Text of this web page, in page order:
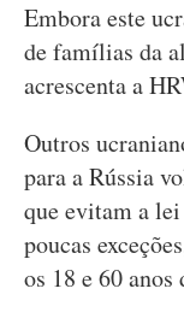
Embora este
de famílias da
acrescenta a
Outros
para a Rússia
que evitam a
poucas
os 18 e 60